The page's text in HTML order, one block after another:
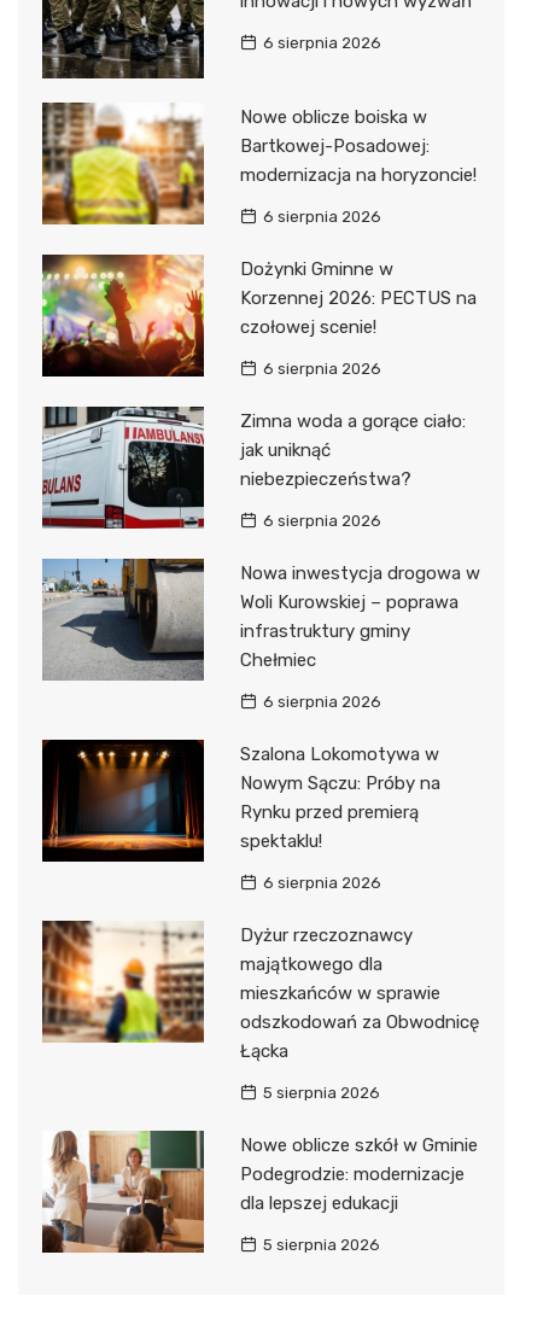
6 sierpnia 2026
Nowe oblicze boiska w
Bartkowej-Posadowej:
modernizacja na horyzoncie!
6 sierpnia 2026
Dożynki Gminne w
Korzennej 2026: PECTUS na
czołowej scenie!
6 sierpnia 2026
Zimna woda a gorące ciało:
jak uniknąć
niebezpieczeństwa?
6 sierpnia 2026
Nowa inwestycja drogowa w
Woli Kurowskiej – poprawa
infrastruktury gminy
Chełmiec
6 sierpnia 2026
Szalona Lokomotywa w
Nowym Sączu: Próby na
Rynku przed premierą
spektaklu!
6 sierpnia 2026
Dyżur rzeczoznawcy
majątkowego dla
mieszkańców w sprawie
odszkodowań za Obwodnicę
Łącka
5 sierpnia 2026
Nowe oblicze szkół w Gminie
Podegrodzie: modernizacje
dla lepszej edukacji
5 sierpnia 2026